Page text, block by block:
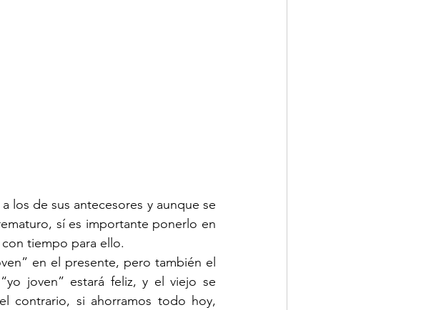
los de sus antecesores y aunque se
sí es importante ponerlo en
tiempo para ello.
en el presente, pero también el
joven” estará feliz, y el viejo se
contrario, si ahorramos todo hoy,